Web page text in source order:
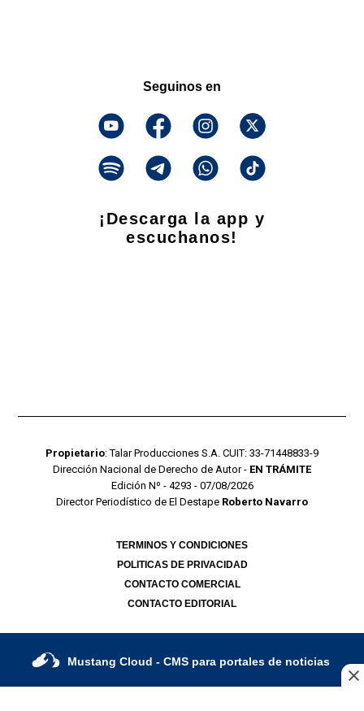
Seguinos en
¡Descarga la app y
escuchanos!
Propietario: Talar Producciones S.A. CUIT: 33-71448833-9
Dirección Nacional de Derecho de Autor - EN TRÁMITE
Edición Nº - 4293 - 07/08/2026
Director Periodístico de El Destape Roberto Navarro
TERMINOS Y CONDICIONES
POLITICAS DE PRIVACIDAD
CONTACTO COMERCIAL
CONTACTO EDITORIAL
Mustang Cloud - CMS para portales de noticias